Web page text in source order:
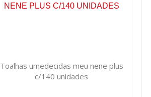
Toalhas umedecidas meu nene plus
c/140 unidades